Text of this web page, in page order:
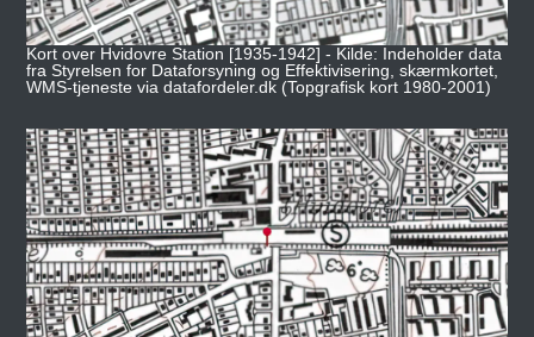
Kort over Hvidovre Station [1935-1942] - Kilde: Indeholder data
fra Styrelsen for Dataforsyning og Effektivisering, skærmkortet,
WMS-tjeneste via datafordeler.dk (Topgrafisk kort 1980-2001)